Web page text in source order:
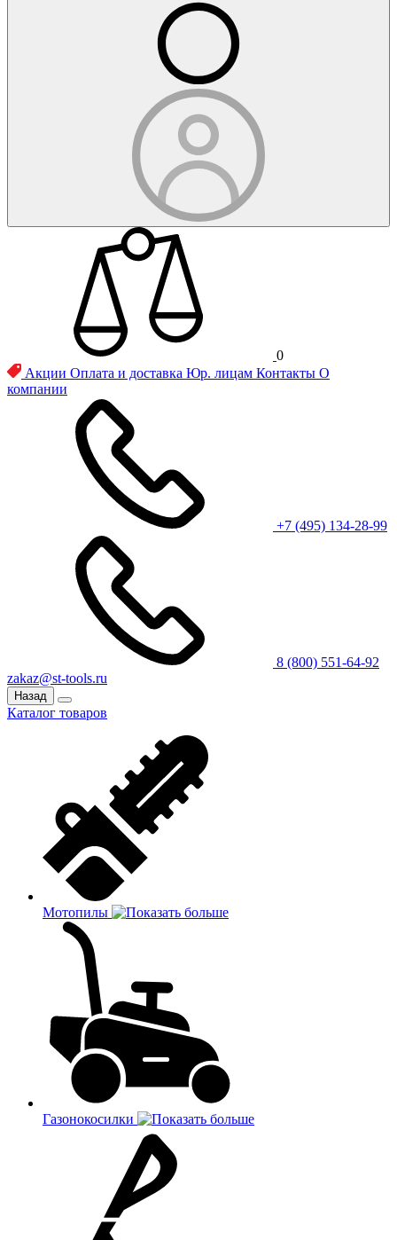
0
Акции Оплата и доставка Юр. лицам Контакты О
компании
+7 (495) 134-28-99
8 (800) 551-64-92
zakaz@st-tools.ru
Назад
Каталог товаров
Мотопилы
Газонокосилки